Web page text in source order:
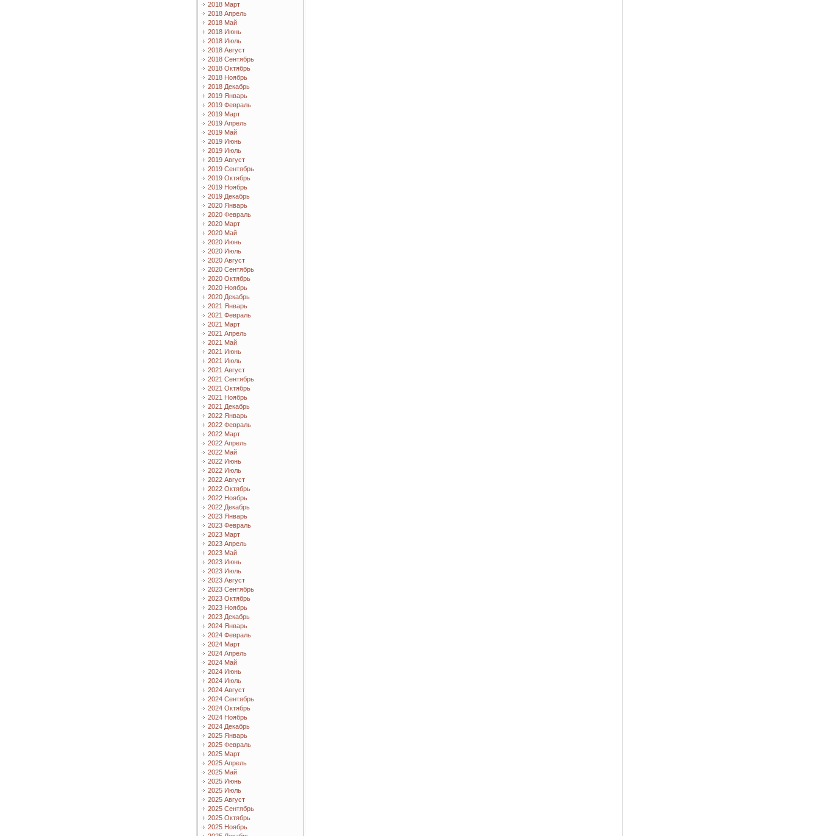
2018 Март
2018 Апрель
2018 Май
2018 Июнь
2018 Июль
2018 Август
2018 Сентябрь
2018 Октябрь
2018 Ноябрь
2018 Декабрь
2019 Январь
2019 Февраль
2019 Март
2019 Апрель
2019 Май
2019 Июнь
2019 Июль
2019 Август
2019 Сентябрь
2019 Октябрь
2019 Ноябрь
2019 Декабрь
2020 Январь
2020 Февраль
2020 Март
2020 Май
2020 Июнь
2020 Июль
2020 Август
2020 Сентябрь
2020 Октябрь
2020 Ноябрь
2020 Декабрь
2021 Январь
2021 Февраль
2021 Март
2021 Апрель
2021 Май
2021 Июнь
2021 Июль
2021 Август
2021 Сентябрь
2021 Октябрь
2021 Ноябрь
2021 Декабрь
2022 Январь
2022 Февраль
2022 Март
2022 Апрель
2022 Май
2022 Июнь
2022 Июль
2022 Август
2022 Октябрь
2022 Ноябрь
2022 Декабрь
2023 Январь
2023 Февраль
2023 Март
2023 Апрель
2023 Май
2023 Июнь
2023 Июль
2023 Август
2023 Сентябрь
2023 Октябрь
2023 Ноябрь
2023 Декабрь
2024 Январь
2024 Февраль
2024 Март
2024 Апрель
2024 Май
2024 Июнь
2024 Июль
2024 Август
2024 Сентябрь
2024 Октябрь
2024 Ноябрь
2024 Декабрь
2025 Январь
2025 Февраль
2025 Март
2025 Апрель
2025 Май
2025 Июнь
2025 Июль
2025 Август
2025 Сентябрь
2025 Октябрь
2025 Ноябрь